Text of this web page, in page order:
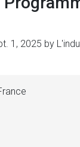
1, 2025 by